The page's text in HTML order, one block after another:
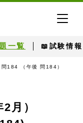
一覧 📖試験情報
問184 （午後 問184）
月）